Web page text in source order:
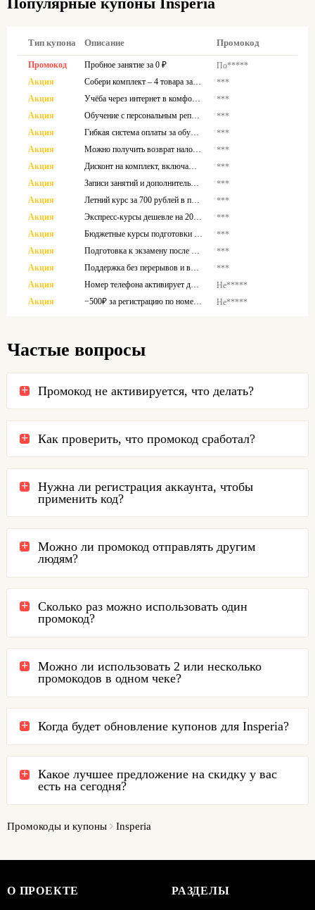
Тип купона Описание Промокод
Промокод Пробное занятие за 0 ₽
По*****
Акция
***
Акция
***
Акция
***
Акция
***
Акция
***
Акция
***
Акция
***
Акция
***
Акция
***
Акция
***
Акция
***
Акция
***
Акция
Не*****
Акция
Не*****
Частые вопросы
Промокод не активируется, что делать?
Как проверить, что промокод сработал?
Нужна ли регистрация аккаунта, чтобы
применить код?
Можно ли промокод отправлять другим
людям?
Сколько раз можно использовать один
промокод?
Можно ли использовать 2 или несколько
промокодов в одном чеке?
Когда будет обновление купонов для Insperia?
Какое лучшее предложение на скидку у вас
есть на сегодня?
Промокоды и купоны Insperia
О ПРОЕКТЕ РАЗДЕЛЫ